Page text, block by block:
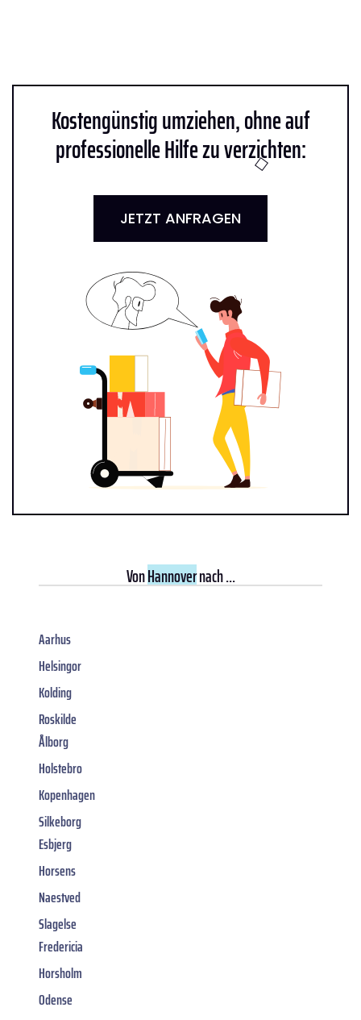
Kostengünstig umziehen, ohne auf
professionelle Hilfe zu verzichten:
JETZT ANFRAGEN
VonHannovernach ...
Aarhus
Helsingor
Kolding
Roskilde
Ålborg
Holstebro
Kopenhagen
Silkeborg
Esbjerg
Horsens
Naestved
Slagelse
Fredericia
Horsholm
Odense